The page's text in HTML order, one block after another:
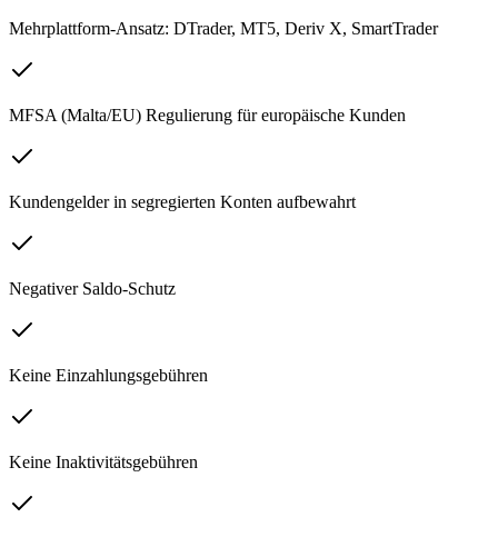
Mehrplattform-Ansatz: DTrader, MT5, Deriv X, SmartTrader
MFSA (Malta/EU) Regulierung für europäische Kunden
Kundengelder in segregierten Konten aufbewahrt
Negativer Saldo-Schutz
Keine Einzahlungsgebühren
Keine Inaktivitätsgebühren